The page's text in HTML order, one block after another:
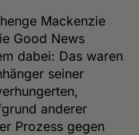
Mackenzie
Good News
dabei: Das waren
seiner
anderer
Prozess gegen